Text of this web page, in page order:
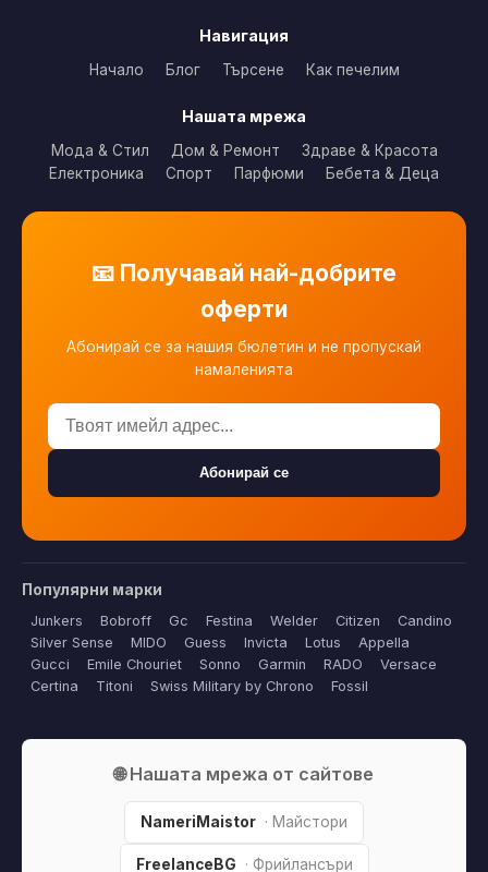
Навигация
Начало Блог Търсене Как печелим
Нашата мрежа
Мода & Стил Дом & Ремонт
Здраве & Красота
Електроника
Спорт Парфюми Бебета & Деца
📧 Получавай най-добрите
оферти
Абонирай се за нашия бюлетин и не пропускай
намаленията
Абонирай се
Популярни марки
Junkers Bobroff Gc Festina Welder Citizen
Candino
Silver Sense
MIDO Guess Invicta Lotus
Appella
Gucci
Emile Chouriet Sonno Garmin RADO
Versace
Certina
Titoni Swiss Military by Chrono Fossil
🌐 Нашата мрежа от сайтове
NameriMaistor · Майстори
FreelanceBG · Фрийлансъри